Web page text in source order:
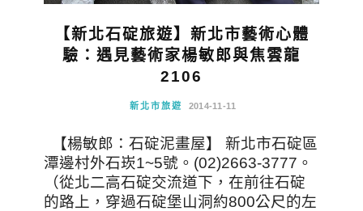
【新北石碇旅遊】新北市藝術心體
驗：遇見藝術家楊敏郎與焦雲龍
2106
新北市旅遊 2014-11-11
【楊敏郎：石碇泥畫屋】 新北市石碇區
潭邊村外石崁1~5號。(02)2663-3777。
（從北二高石碇交流道下，在前往石碇
的路上，穿過石碇堡山洞約800公尺的左